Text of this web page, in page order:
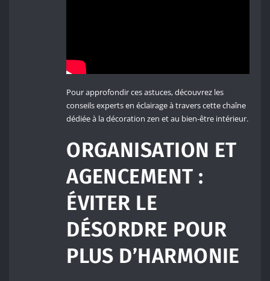
Pour approfondir ces astuces, découvrez les
conseils experts en éclairage à travers cette chaîne
dédiée à la décoration zen et au bien-être intérieur.
ORGANISATION ET
AGENCEMENT :
ÉVITER LE
DÉSORDRE POUR
PLUS D’HARMONIE